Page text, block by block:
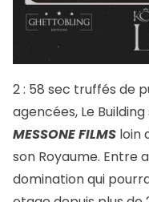
2 : 58 sec truffés de
agencées, Le
MESSONE FILMS loin
son Royaume. Entre
domination qui